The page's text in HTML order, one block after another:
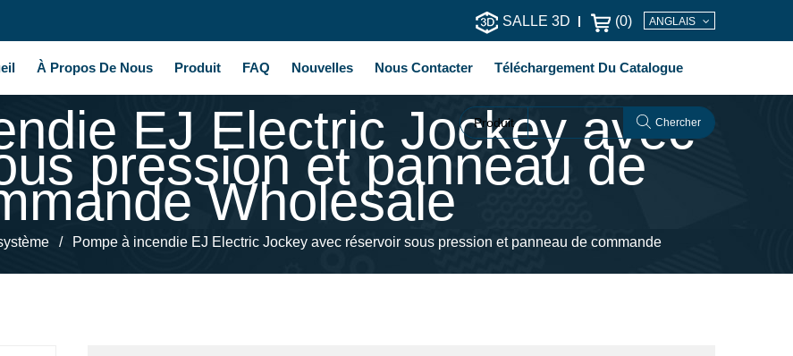
SALLE 3D (0) ANGLAIS
À Propos De Nous Produit FAQ Nouvelles Nous Contacter Téléchargement Du Catalogue
Produit Chercher
EJ Electric Jockey avec
pression et panneau de
Wholesale
/ Pompe à incendie EJ Electric Jockey avec réservoir sous pression et panneau de commande